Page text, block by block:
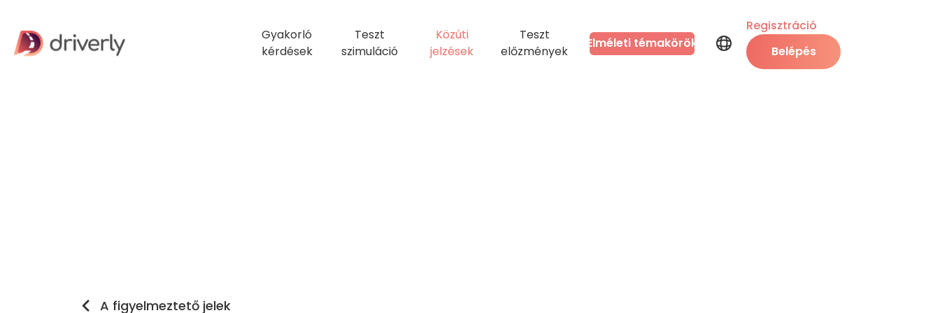
Gyakorló
kérdések
Teszt
szimuláció
Közúti
jelzések
Teszt
előzmények
Elméleti témakörök
Regisztráció
Belépés
A figyelmeztető jelek